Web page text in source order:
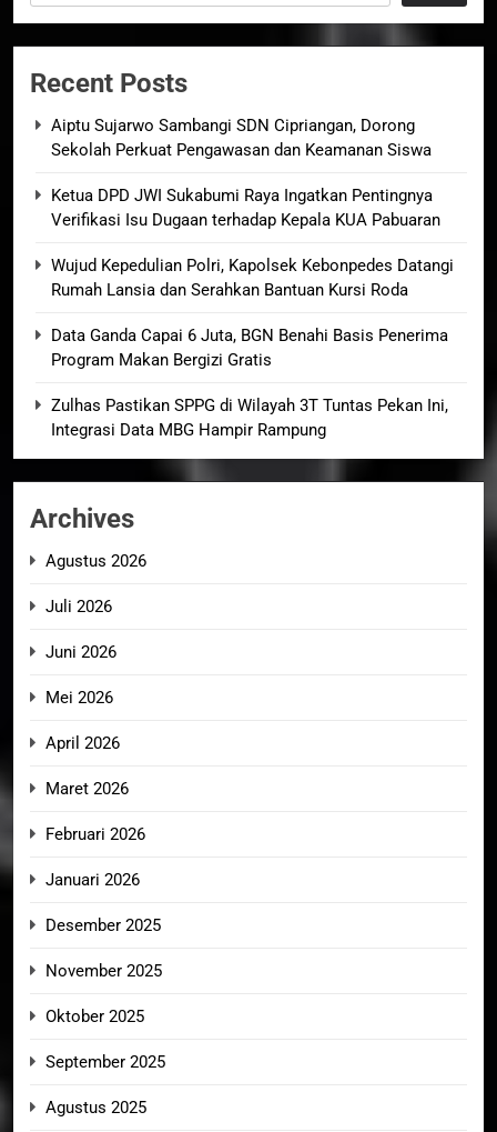
Recent Posts
Aiptu Sujarwo Sambangi SDN Cipriangan, Dorong
Sekolah Perkuat Pengawasan dan Keamanan Siswa
Ketua DPD JWI Sukabumi Raya Ingatkan Pentingnya
Verifikasi Isu Dugaan terhadap Kepala KUA Pabuaran
Wujud Kepedulian Polri, Kapolsek Kebonpedes Datangi
Rumah Lansia dan Serahkan Bantuan Kursi Roda
Data Ganda Capai 6 Juta, BGN Benahi Basis Penerima
Program Makan Bergizi Gratis
Zulhas Pastikan SPPG di Wilayah 3T Tuntas Pekan Ini,
Integrasi Data MBG Hampir Rampung
Archives
Agustus 2026
Juli 2026
Juni 2026
Mei 2026
April 2026
Maret 2026
Februari 2026
Januari 2026
Desember 2025
November 2025
Oktober 2025
September 2025
Agustus 2025